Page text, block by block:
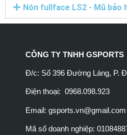
Nón fullface LS2 - Mũ bảo
CÔNG TY TNHH GSPORTS
Đ/c: Số 396 Đường Láng, P.
Điện thoại: 0968.098.923
Email: gsports.vn@gmail.com
Mã số doanh nghiệp: